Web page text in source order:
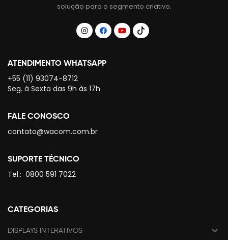
solução para o segmento criativo.
ATENDIMENTO WHATSAPP
+55 (11) 93074-8712
Seg. à Sexta das 9h às 17h
FALE CONOSCO
contato@wacom.com.br
SUPORTE TÉCNICO
Tel.: 0800 591 7022
CATEGORIAS
DISPLAYS INTERATIVOS